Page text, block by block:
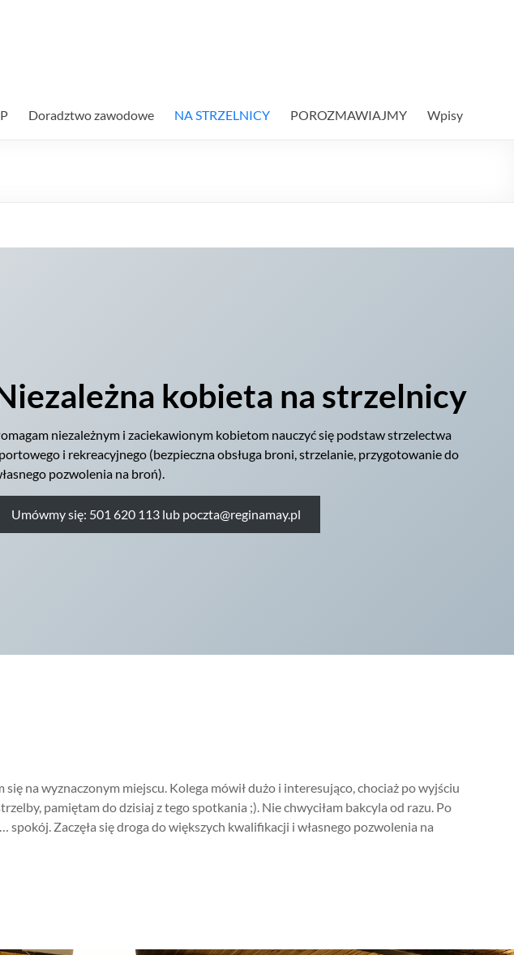
Doradztwo zawodowe NA STRZELNICY POROZMAWIAJMY Wpisy
kobieta na strzelnicy
niezależnym i zaciekawionym kobietom nauczyć się podstaw strzelectwa
i rekreacyjnego (bezpieczna obsługa broni, strzelanie, przygotowanie do
pozwolenia na broń).
Umówmy się: 501 620 113 lub poczta@reginamay.pl
na wyznaczonym miejscu. Kolega mówił dużo i interesująco, chociaż po wyjściu
pamiętam do dzisiaj z tego spotkania ;). Nie chwyciłam bakcyla od razu. Po
Zaczęła się droga do większych kwalifikacji i własnego pozwolenia na